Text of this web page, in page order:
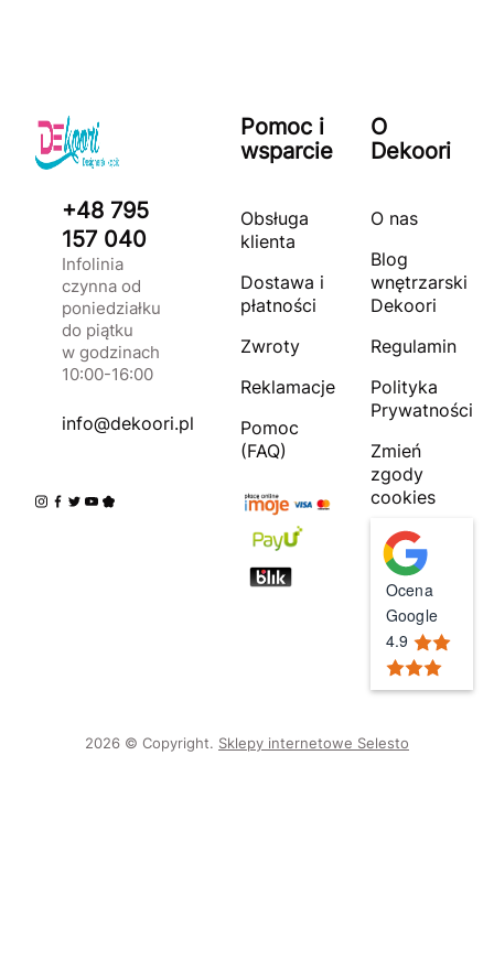
+48 795
157 040
Infolinia
czynna od
poniedziałku
do piątku
w godzinach
10:00-16:00
info@dekoori.pl
Pomoc i
wsparcie
Obsługa
klienta
Dostawa i
płatności
Zwroty
Reklamacje
Pomoc
(FAQ)
O
Dekoori
O nas
Blog
wnętrzarski
Dekoori
Regulamin
Polityka
Prywatności
Zmień
zgody
cookies
Ocena
Google
4.9
2026 © Copyright. Sklepy internetowe Selesto